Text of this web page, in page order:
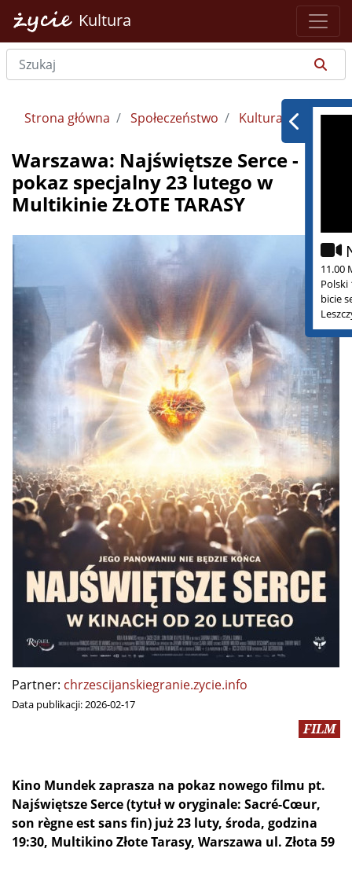
Kultura
11.00
Polski
bicie
Strona główna Społeczeństwo Kultura
Warszawa: Najświętsze Serce -
pokaz specjalny 23 lutego w
Multikinie ZŁOTE TARASY
Partner: chrzescijanskiegranie.zycie.info
Data publikacji:2026-02-17
FILM
Kino Mundek zaprasza na pokaz nowego filmu pt.
Najświętsze Serce (tytuł w oryginale: Sacré-Cœur,
son règne est sans fin) już 23 luty, środa, godzina
19:30, Multikino Złote Tarasy, Warszawa ul. Złota 59